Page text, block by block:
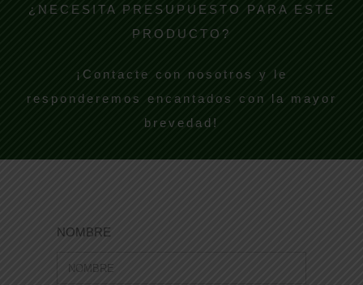
¿NECESITA PRESUPUESTO PARA ESTE
PRODUCTO?
¡Contacte con nosotros y le
responderemos encantados con la mayor
brevedad!
NOMBRE